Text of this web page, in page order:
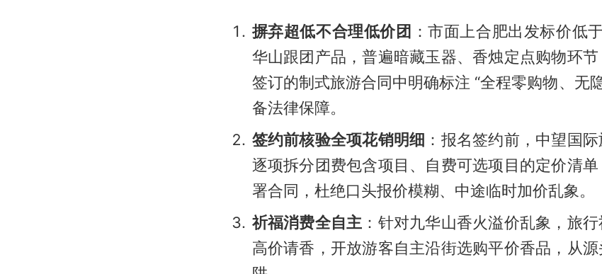
摒弃超低不合理低价团 ：市面上合肥出发标价低
华山跟团产品，普遍暗藏玉器、香烛定点购物环
签订的制式旅游合同中明确标注 “全程零购物、无
备法律保障。
签约前核验全项花销明细 ：报名签约前，中望国
逐项拆分团费包含项目、自费可选项目的定价清
署合同，杜绝口头报价模糊、中途临时加价乱象。
祈福消费全自主 ：针对九华山香火溢价乱象，旅
高价请香，开放游客自主沿街选购平价香品，从